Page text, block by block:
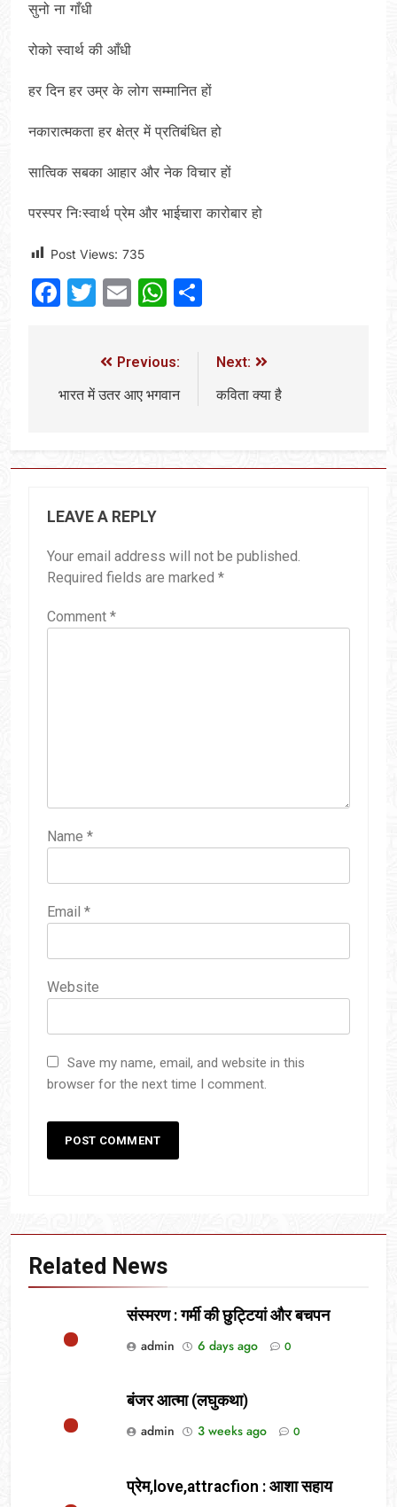
सुनो ना गाँधी
रोको स्वार्थ की आँधी
हर दिन हर उम्र के लोग सम्मानित हों
नकारात्मकता हर क्षेत्र में प्रतिबंधित हो
सात्विक सबका आहार और नेक विचार हों
परस्पर निःस्वार्थ प्रेम और भाईचारा कारोबार हो
Post Views: 735
Facebook
Twitter
EmailWhatsApp
Previous:
भारत में उतर आए भगवान
Next:
कविता क्या है
LEAVE A REPLY
Your email address will not be published.
Required fields are marked *
Comment *
Name *
Email *
Website
Save my name, email, and website in this
browser for the next time I comment.
Related News
संस्मरण : गर्मी की छुट्टियां और बचपन
admin
6 days ago 0
बंजर आत्मा (लघुकथा)
admin
3 weeks ago 0
प्रेम,love,attracfion : आशा सहाय